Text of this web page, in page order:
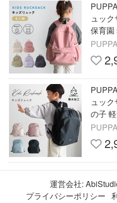
ュッ
保育園
ズ リ
ル は
ュッ
の子
学年
リュッ
運営会社:
プライバシーポリシー